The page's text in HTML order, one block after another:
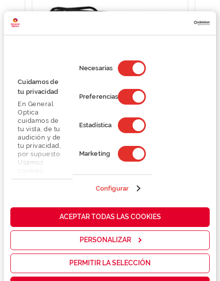
Cuidamos de
tu privacidad
En General
Optica
cuidamos de
tu vista, de tu
audición y de
tu privacidad,
por supuesto.
Usamos
propias y de
cómo mejorar
servicios y
las
que realmente
de
consentimiento
Necesarias
Preferencias
Estadística
Marketing
Configurar
ACEPTAR TODAS LAS COOKIES
PERSONALIZAR
PERMITIR LA SELECCIÓN
Persol 0PO3359V
O preço inclui apenas a armação
200,80 €
251,00 €
Detalhes
Marca